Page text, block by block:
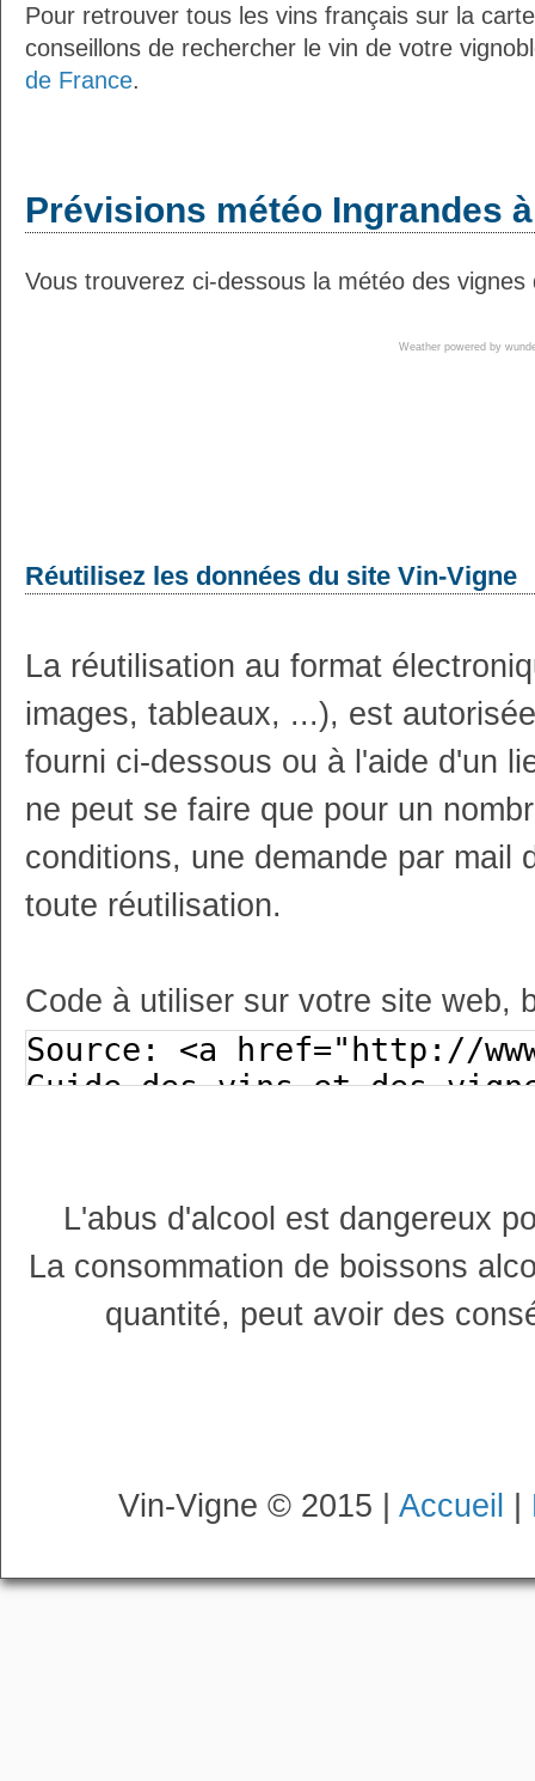
Pour retrouver tous les vins français sur la
conseillons de rechercher le vin de votre
de France.
Prévisions météo Ingrandes
Vous trouverez ci-dessous la météo des
Weather powered by
Réutilisez les données du site Vin-Vigne
La réutilisation au format
images, tableaux, ...), est
fourni ci-dessous ou à l'aide d'un
ne peut se faire que pour un
conditions, une demande par mail
toute réutilisation.
Code à utiliser sur votre site web,
L'abus d'alcool est dangereux
La consommation de boissons
quantité, peut avoir des
Vin-Vigne © 2015 | Accueil